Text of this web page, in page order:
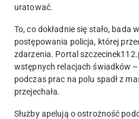
uratować.
To, co dokładnie się stało, bada
postępowania policja, której
zdarzenia. Portal
wstępnych relacjach świadków
podczas prac na polu spadł z
przejechała.
Służby apelują o ostrożność